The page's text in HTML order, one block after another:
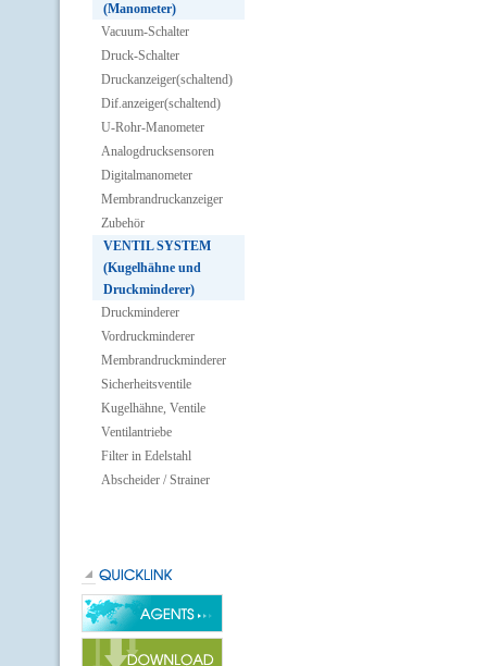
(Manometer)
Vacuum-Schalter
Druck-Schalter
Druckanzeiger(schaltend)
Dif.anzeiger(schaltend)
U-Rohr-Manometer
Analogdrucksensoren
Digitalmanometer
Membrandruckanzeiger
Zubehör
VENTIL SYSTEM
(Kugelhähne und
Druckminderer)
Druckminderer
Vordruckminderer
Membrandruckminderer
Sicherheitsventile
Kugelhähne, Ventile
Ventilantriebe
Filter in Edelstahl
Abscheider / Strainer